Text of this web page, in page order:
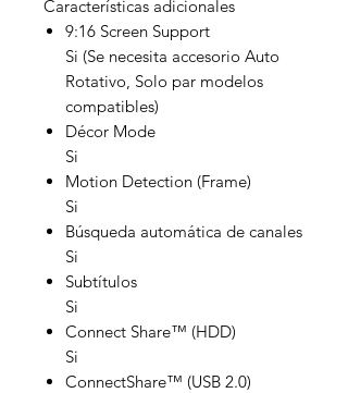
Características adicionales
9:16 Screen Support
Si (Se necesita accesorio Auto
Rotativo, Solo par modelos
compatibles)
Décor Mode
Si
Motion Detection (Frame)
Si
Búsqueda automática de canales
Si
Subtítulos
Si
Connect Share™ (HDD)
Si
ConnectShare™ (USB 2.0)